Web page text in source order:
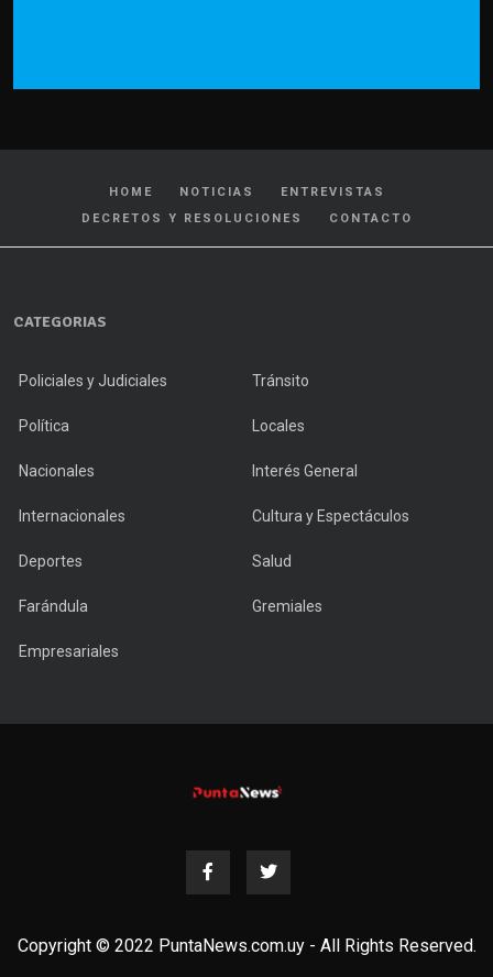
HOME NOTICIAS
ENTREVISTAS
DECRETOS Y RESOLUCIONES
CONTACTO
CATEGORIAS
Policiales y Judiciales Tránsito
Política Locales
Nacionales Interés General
Internacionales Cultura y Espectáculos
Deportes Salud
Farándula Gremiales
Empresariales
Copyright © 2022 PuntaNews.com.uy - All Rights Reserved.